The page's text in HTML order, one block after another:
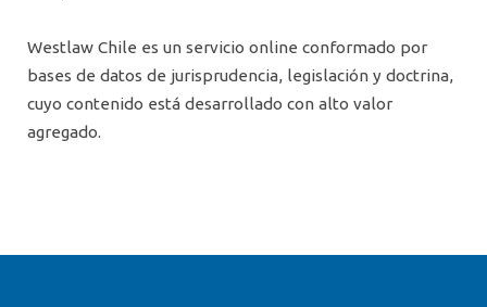
Westlaw Chile es un servicio online conformado por
bases de datos de jurisprudencia, legislación y doctrina,
cuyo contenido está desarrollado con alto valor
agregado.